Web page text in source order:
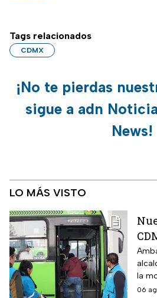
Tags relacionados
CDMX
¡No te pierdas
sigue a adn
News!
LO MÁS VISTO
del
la
06